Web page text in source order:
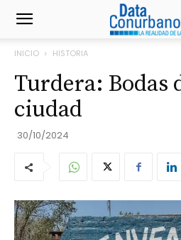
INICIO HISTORIA
Turdera: Bodas
ciudad
30/10/2024